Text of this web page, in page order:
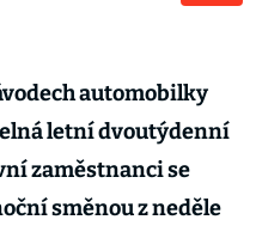
automobilky
letní dvoutýdenní
zaměstnanci se
směnou z neděle